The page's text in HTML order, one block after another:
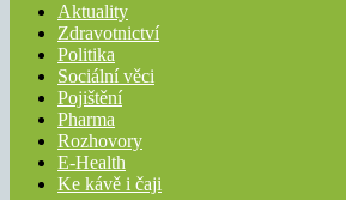
Aktuality
Zdravotnictví
Politika
Sociální věci
Pojištění
Pharma
Rozhovory
E-Health
Ke kávě i čaji